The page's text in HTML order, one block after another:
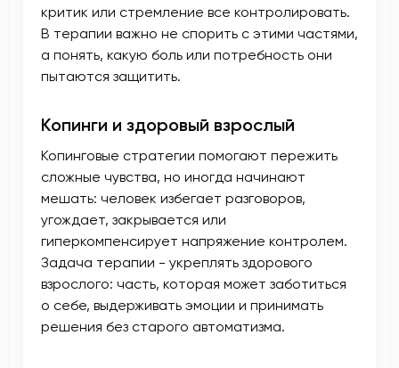
критик или стремление все контролировать.
В терапии важно не спорить с этими частями,
а понять, какую боль или потребность они
пытаются защитить.
Копинги и здоровый взрослый
Копинговые стратегии помогают пережить
сложные чувства, но иногда начинают
мешать: человек избегает разговоров,
угождает, закрывается или
гиперкомпенсирует напряжение контролем.
Задача терапии - укреплять здорового
взрослого: часть, которая может заботиться
о себе, выдерживать эмоции и принимать
решения без старого автоматизма.